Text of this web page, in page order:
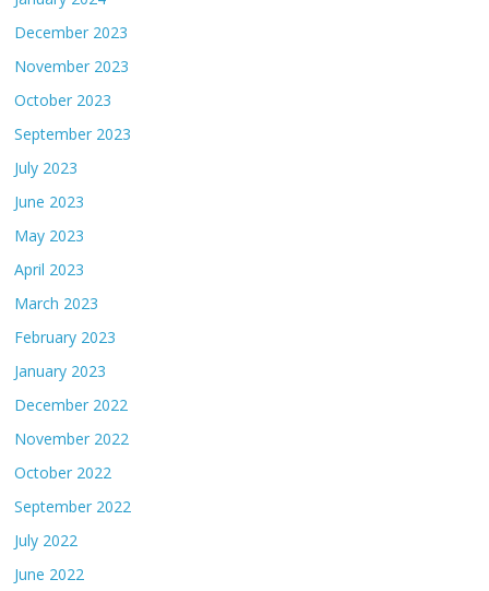
December 2023
November 2023
October 2023
September 2023
July 2023
June 2023
May 2023
April 2023
March 2023
February 2023
January 2023
December 2022
November 2022
October 2022
September 2022
July 2022
June 2022